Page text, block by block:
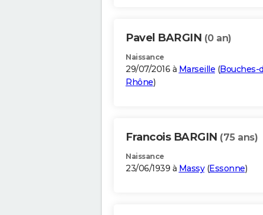
Pavel BARGIN (0 an)
Naissance
29/07/2016 à Marseille (Bouches-
Rhône)
Francois BARGIN (75 ans)
Naissance
23/06/1939 à Massy(Essonne)